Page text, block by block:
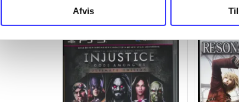
Afvis